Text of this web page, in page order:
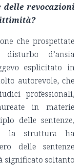
delle revocazioni
che prospettate
d’ansia
esplicitato in
autorevole, che
professionali,
in materie
delle sentenze,
la struttura ha
delle sentenze
significato soltanto